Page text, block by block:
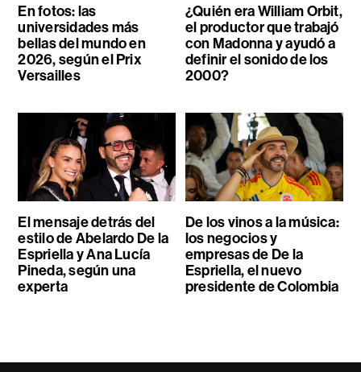
En fotos: las
universidades más
bellas del mundo en
2026, según el Prix
Versailles
¿Quién era William Orbit,
el productor que trabajó
con Madonna y ayudó a
definir el sonido de los
2000?
El mensaje detrás del
estilo de Abelardo De la
Espriella y Ana Lucía
Pineda, según una
experta
De los vinos a la música:
los negocios y
empresas de De la
Espriella, el nuevo
presidente de Colombia